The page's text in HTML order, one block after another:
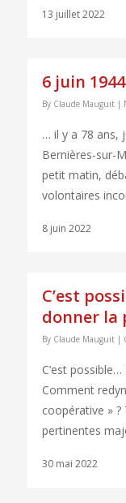
13 juillet 2022
6 juin
By Claude Mauguit |
… il y a 78 ans,
Bernières-sur-
petit matin,
volontaires
8 juin 2022
C’est
donner la
By Claude Mauguit |
C’est
Comment
coopérative » ?
pertinentes
30 mai 2022